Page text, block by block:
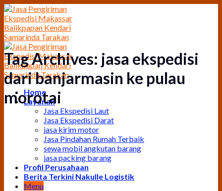
Skip
to
content
Home
Layanan
Jasa Ekspedisi Laut
Jasa Ekspedisi Darat
jasa kirim motor
Jasa Pindahan Rumah Terbaik
sewa mobil angkutan barang
jasa packing barang
Profil Perusahaan
Berita Terkini Nakulle Logistik
Menu
Tag Archives: jasa ekspedisi
dari banjarmasin ke pulau
morotai